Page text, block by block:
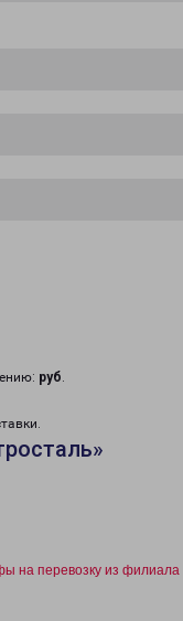
руб.
на перевозку из филиала